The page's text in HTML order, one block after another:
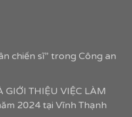
chiến sĩ” trong Công an
GIỚI THIỆU VIỆC LÀM
2024 tại Vĩnh Thạnh